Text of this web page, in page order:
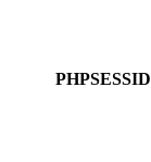
PHPSESSID